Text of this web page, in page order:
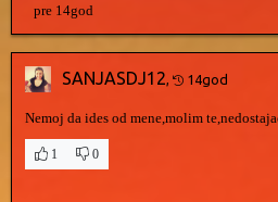
pre 14god
SANJASDJ12, 14god
Nemoj da ides od mene,molim
1 0